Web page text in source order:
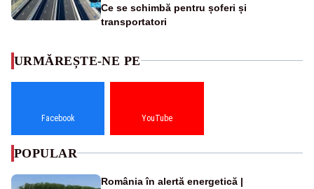
Ce se schimbă pentru șoferi și
transportatori
URMĂREȘTE-NE PE
Facebook YouTube
POPULAR
România în alertă energetică |